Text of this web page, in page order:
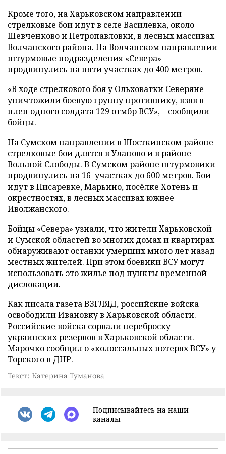
Кроме того, на Харьковском направлении
стрелковые бои идут в селе Василевка, около
Шевченково и Петропавловки, в лесных массивах
Волчанского района. На Волчанском направлении
штурмовые подразделения «Севера»
продвинулись на пяти участках до 400 метров.
«В ходе стрелкового боя у Ольховатки Северяне
уничтожили боевую группу противнику, взяв в
плен одного солдата 129 отмбр ВСУ», – сообщили
бойцы.
На Сумском направлении в Шосткинском районе
стрелковые бои длятся в Уланово и в районе
Вольной Слободы. В Сумском районе штурмовики
продвинулись на 16 участках до 600 метров. Бои
идут в Писаревке, Марьино, посёлке Хотень и
окрестностях, в лесных массивах южнее
Иволжанского.
Бойцы «Севера» узнали, что жители Харьковской
и Сумской областей во многих домах и квартирах
обнаруживают останки умерших много лет назад
местных жителей. При этом боевики ВСУ могут
использовать это жилье под пункты временной
дислокации.
Как писала газета ВЗГЛЯД, российские войска
освободилиИвановку в Харьковской области.
Российские войска сорвали переброску
украинских резервов в Харьковской области.
Марочко сообщил о «колоссальных потерях ВСУ» у
Торского в ДНР.
Текст: Катерина Туманова
Подписывайтесь на наши
каналы